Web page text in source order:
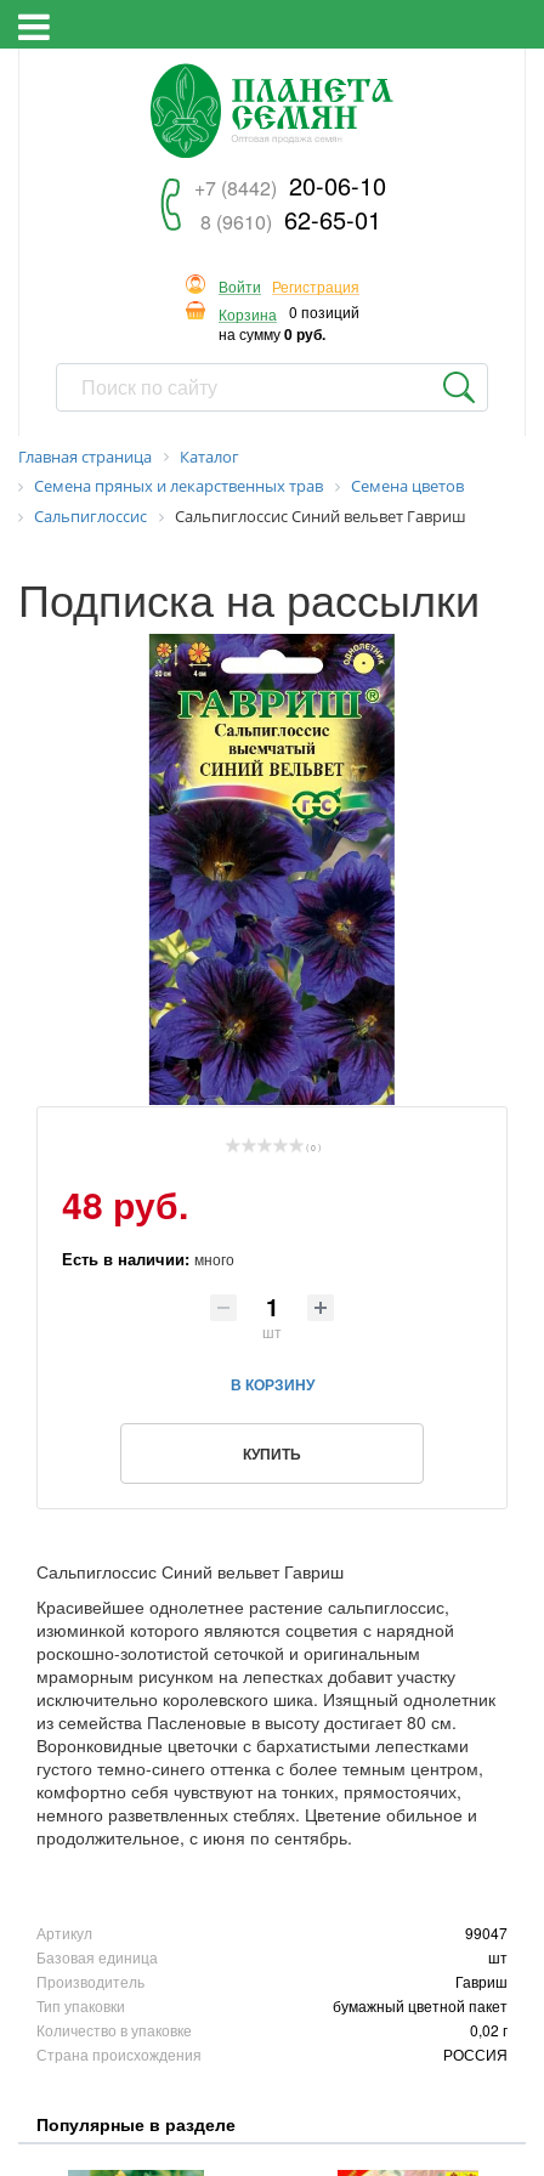
+7 (8442) 20-06-10
8 (9610) 62-65-01
Войти
Регистрация
Корзина
0 позиций
на сумму0 руб.
Главная страница
Каталог
Семена пряных и лекарственных трав
Семена цветов
Сальпиглоссис
Сальпиглоссис Синий вельвет Гавриш
Подписка на рассылки
( 0 )
48 руб.
Есть в наличии: много
шт
В КОРЗИНУ
КУПИТЬ
Сальпиглоссис Синий вельвет Гавриш
Красивейшее однолетнее растение сальпиглоссис,
изюминкой которого являются соцветия с нарядной
роскошно-золотистой сеточкой и оригинальным
мраморным рисунком на лепестках добавит участку
исключительно королевского шика. Изящный однолетник
из семейства Пасленовые в высоту достигает 80 см.
Воронковидные цветочки с бархатистыми лепестками
густого темно-синего оттенка с более темным центром,
комфортно себя чувствуют на тонких, прямостоячих,
немного разветвленных стеблях. Цветение обильное и
продолжительное, с июня по сентябрь.
Артикул
99047
Базовая единица
шт
Производитель
Гавриш
Тип упаковки
бумажный цветной пакет
Количество в упаковке
0,02 г
Страна происхождения
РОССИЯ
Популярные в разделе